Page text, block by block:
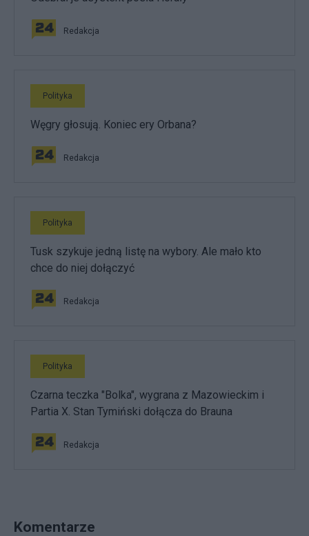
Redakcja
Polityka
Węgry głosują. Koniec ery Orbana?
Redakcja
Polityka
Tusk szykuje jedną listę na wybory. Ale mało kto
chce do niej dołączyć
Redakcja
Polityka
Czarna teczka "Bolka", wygrana z Mazowieckim i
Partia X. Stan Tymiński dołącza do Brauna
Redakcja
Komentarze